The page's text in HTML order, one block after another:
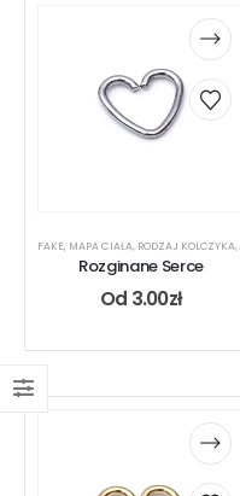
FAKE, MAPA CIAŁA, RODZAJ KOLCZYKA,
Rozginane Serce
Od 3.00zł